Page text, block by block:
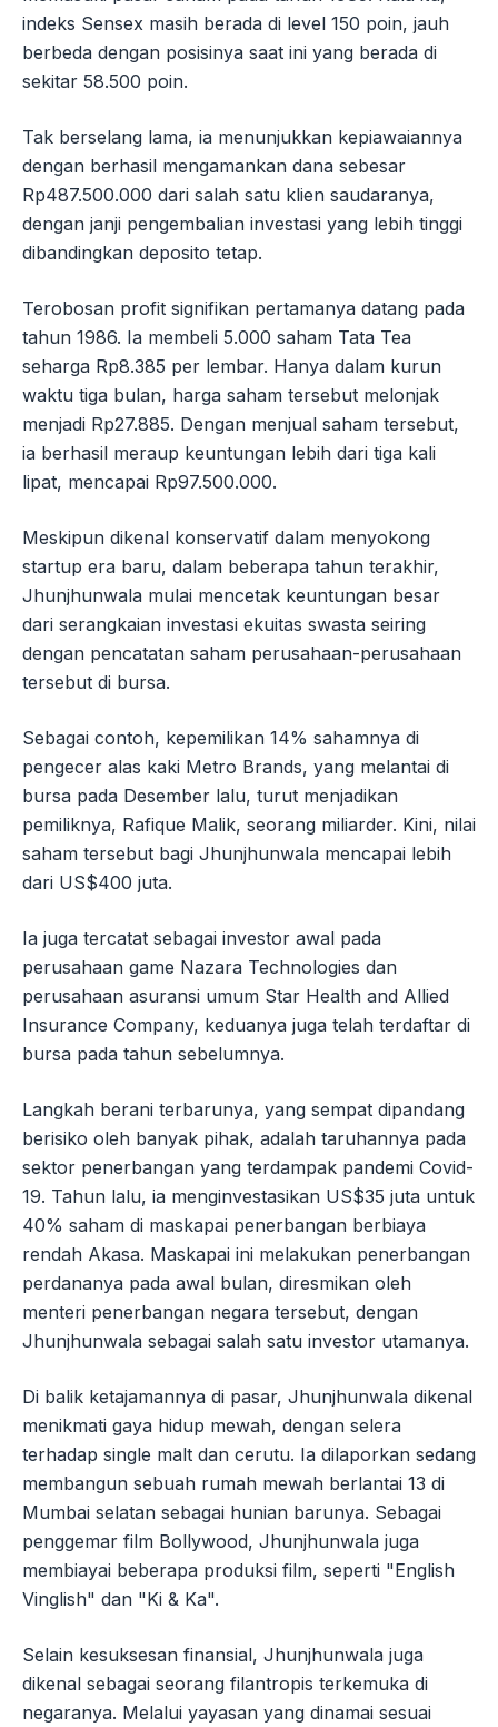
indeks Sensex masih berada di level 150 poin, jauh
berbeda dengan posisinya saat ini yang berada di
sekitar 58.500 poin.
Tak berselang lama, ia menunjukkan kepiawaiannya
dengan berhasil mengamankan dana sebesar
Rp487.500.000 dari salah satu klien saudaranya,
dengan janji pengembalian investasi yang lebih tinggi
dibandingkan deposito tetap.
Terobosan profit signifikan pertamanya datang pada
tahun 1986. Ia membeli 5.000 saham Tata Tea
seharga Rp8.385 per lembar. Hanya dalam kurun
waktu tiga bulan, harga saham tersebut melonjak
menjadi Rp27.885. Dengan menjual saham tersebut,
ia berhasil meraup keuntungan lebih dari tiga kali
lipat, mencapai Rp97.500.000.
Meskipun dikenal konservatif dalam menyokong
startup era baru, dalam beberapa tahun terakhir,
Jhunjhunwala mulai mencetak keuntungan besar
dari serangkaian investasi ekuitas swasta seiring
dengan pencatatan saham perusahaan-perusahaan
tersebut di bursa.
Sebagai contoh, kepemilikan 14% sahamnya di
pengecer alas kaki Metro Brands, yang melantai di
bursa pada Desember lalu, turut menjadikan
pemiliknya, Rafique Malik, seorang miliarder. Kini, nilai
saham tersebut bagi Jhunjhunwala mencapai lebih
dari US$400 juta.
Ia juga tercatat sebagai investor awal pada
perusahaan game Nazara Technologies dan
perusahaan asuransi umum Star Health and Allied
Insurance Company, keduanya juga telah terdaftar di
bursa pada tahun sebelumnya.
Langkah berani terbarunya, yang sempat dipandang
berisiko oleh banyak pihak, adalah taruhannya pada
sektor penerbangan yang terdampak pandemi Covid-
19. Tahun lalu, ia menginvestasikan US$35 juta untuk
40% saham di maskapai penerbangan berbiaya
rendah Akasa. Maskapai ini melakukan penerbangan
perdananya pada awal bulan, diresmikan oleh
menteri penerbangan negara tersebut, dengan
Jhunjhunwala sebagai salah satu investor utamanya.
Di balik ketajamannya di pasar, Jhunjhunwala dikenal
menikmati gaya hidup mewah, dengan selera
terhadap single malt dan cerutu. Ia dilaporkan sedang
membangun sebuah rumah mewah berlantai 13 di
Mumbai selatan sebagai hunian barunya. Sebagai
penggemar film Bollywood, Jhunjhunwala juga
membiayai beberapa produksi film, seperti "English
Vinglish" dan "Ki & Ka".
Selain kesuksesan finansial, Jhunjhunwala juga
dikenal sebagai seorang filantropis terkemuka di
negaranya. Melalui yayasan yang dinamai sesuai